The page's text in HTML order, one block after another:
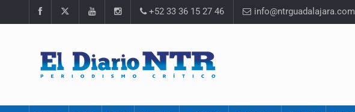
+52 33 36 15 27 46 info@ntrguadalajara.com